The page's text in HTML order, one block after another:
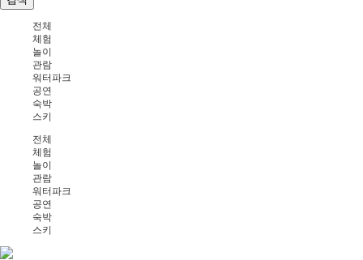
전체
체험
놀이
관람
워터파크
공연
숙박
스키
전체
체험
놀이
관람
워터파크
공연
숙박
스키